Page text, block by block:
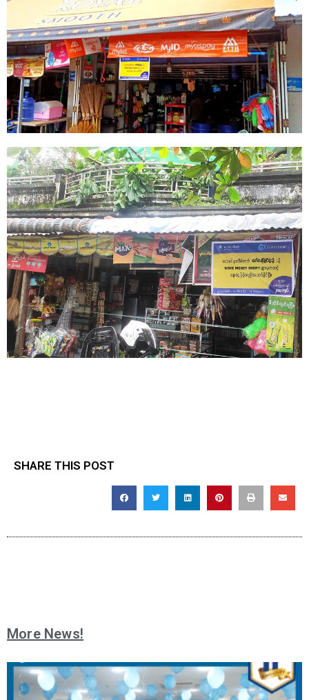
SHARE THIS POST
More News!